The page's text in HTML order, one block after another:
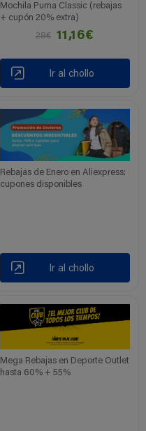
Mochila Puma Classic (rebajas
+ cupón 20% extra)
28€
11,16€
Ir al chollo
Rebajas de Enero en Aliexpress:
cupones disponibles
Ir al chollo
Mega Rebajas en Deporte Outlet
hasta 60% + 55%